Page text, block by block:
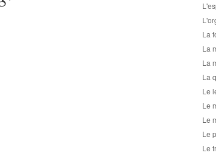
La
La
La
La
Le
Le
Le
Le
Le